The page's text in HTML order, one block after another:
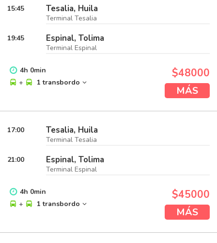
15:45 Tesalia, Huila
Terminal Tesalia
19:45 Espinal, Tolima
Terminal Espinal
4h 0min
+
1 transbordo
$48000
MÁS
17:00 Tesalia, Huila
Terminal Tesalia
21:00 Espinal, Tolima
Terminal Espinal
4h 0min
+
1 transbordo
$45000
MÁS